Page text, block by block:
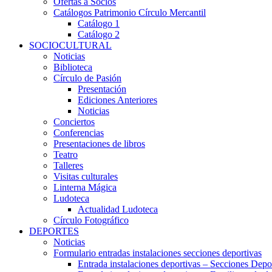
Catálogos Patrimonio Círculo Mercantil
Catálogo 1
Catálogo 2
SOCIOCULTURAL
Noticias
Biblioteca
Círculo de Pasión
Presentación
Ediciones Anteriores
Noticias
Conciertos
Conferencias
Presentaciones de libros
Teatro
Talleres
Visitas culturales
Linterna Mágica
Ludoteca
Actualidad Ludoteca
Círculo Fotográfico
DEPORTES
Noticias
Formulario entradas instalaciones secciones deportivas
Entrada instalaciones deportivas – Secciones